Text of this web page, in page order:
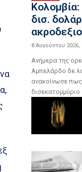
δισ.
8 Αυγούστου 2026,
Ανήμερα της
Αμπελάρδο δε
ανακοίνωσε
δισεκατομμύριο